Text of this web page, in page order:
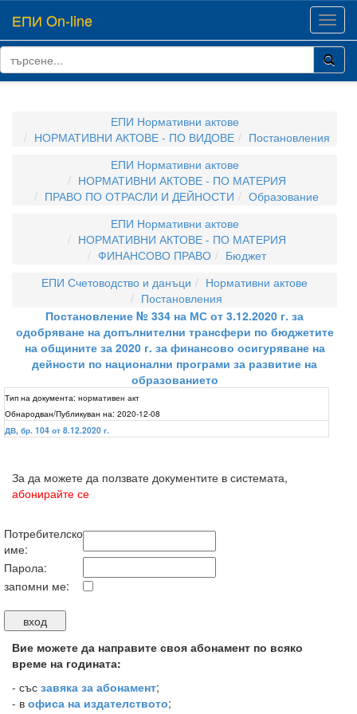
ЕПИ On-line
ЕПИ Нормативни актове
НОРМАТИВНИ АКТОВЕ - ПО ВИДОВЕ
Постановления
ЕПИ Нормативни актове
НОРМАТИВНИ АКТОВЕ - ПО МАТЕРИЯ
ПРАВО ПО ОТРАСЛИ И ДЕЙНОСТИ
Образование
ЕПИ Нормативни актове
НОРМАТИВНИ АКТОВЕ - ПО МАТЕРИЯ
ФИНАНСОВО ПРАВО
Бюджет
ЕПИ Счетоводство и данъци
Нормативни актове
Постановления
Постановление № 334 на МС от 3.12.2020 г. за
одобряване на допълнителни трансфери по бюджетите
на общините за 2020 г. за финансово осигуряване на
дейности по национални програми за развитие на
образованието
Тип на документа: нормативен акт
Обнародван/Публикуван на: 2020-12-08
ДВ, бр. 104 от 8.12.2020 г.
За да можете да ползвате документите в системата,
абонирайте се
Потребителско
име:
Парола:
запомни ме:
Вие можете да направите своя абонамент по всяко
време на годината:
- със завяка за абонамент;
- в офиса на издателството;